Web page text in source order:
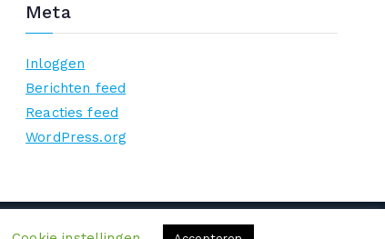
Meta
Inloggen
Berichten feed
Reacties feed
WordPress.org